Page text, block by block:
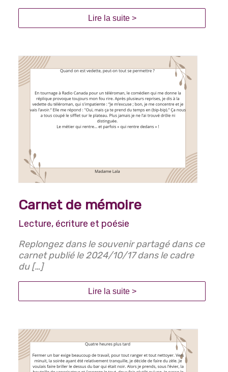
Lire la suite >
Carnet de mémoire
Lecture, écriture et poésie
Replongez dans le souvenir partagé dans ce
carnet publié le 2024/10/17 dans le cadre
du […]
Lire la suite >